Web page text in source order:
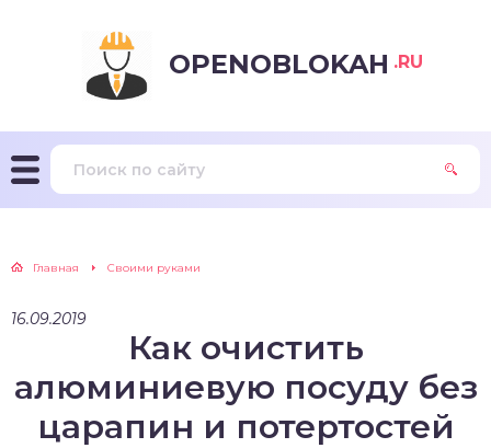
OPENOBLOKAH .RU
Главная Своими руками
16.09.2019
Как очистить
алюминиевую посуду без
царапин и потертостей